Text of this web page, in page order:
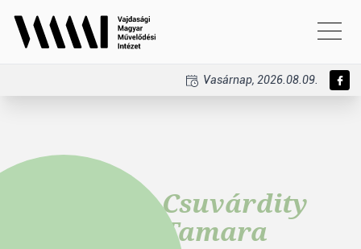
Vasárnap, 2026.08.09.
Csuvárdity
Tamara